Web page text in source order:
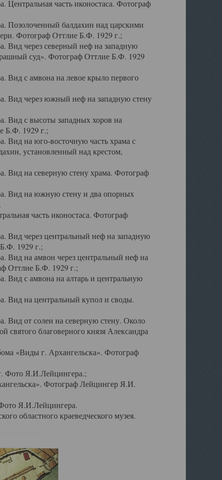
часть иконостаса. Фотограф
Позолоченный балдахин над царскими
Фотограф Оттлие Б.Ф. 1929 г.;
Вид через северный неф на западную
суд». Фотограф Оттлие Б.Ф. 1929
с амвона на левое крыло первого
Вид через южный неф на западную стену
Вид с высоты западных хоров на
Б.Ф. 1929 г.;
Вид на юго-восточную часть храма с
установленный над крестом,
Вид на северную стену храма. Фотограф
Вид на южную стену и два опорных
часть иконостаса. Фотограф
Вид через центральный неф на западную
1929 г.;
Вид на амвон через центральный неф на
Оттлие Б.Ф. 1929 г.;
с амвона на алтарь и центральную
Вид на центральный купол и своды.
от солеи на северную стену. Около
благоверного князя Александра
«Виды г. Архангельска». Фотограф
Фото Я.И.Лейцингера.;
Фотограф Лейцингер Я.И.
Я.И.Лейцингера.
областного краеведческого музея.